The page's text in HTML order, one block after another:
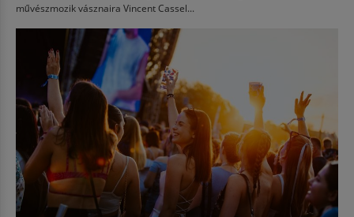
művészmozik vásznaira Vincent Cassel...